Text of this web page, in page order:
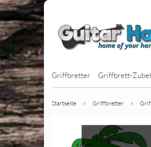
Griffbretter Griffbrett-
Startseite » Griffbretter »